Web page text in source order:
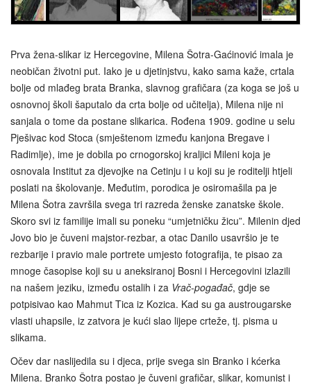
Prva žena‑slikar iz Hercegovine, Milena Šotra-Gaćinović imala je
neobičan životni put. Iako je u djetinjstvu, kako sama kaže, crtala
bolje od mlađeg brata Branka, slavnog grafičara (za koga se još u
osnovnoj školi šaputalo da crta bolje od učitelja), Milena nije ni
sanjala o tome da postane slikarica. Rođena 1909. godine u selu
Pješivac kod Stoca (smještenom između kanjona Bregave i
Radimlje), ime je dobila po crnogorskoj kraljici Mileni koja je
osnovala Institut za djevojke na Cetinju i u koji su je roditelji htjeli
poslati na školovanje. Međutim, porodica je osiromašila pa je
Milena Šotra završila svega tri razreda ženske zanatske škole.
Skoro svi iz familije imali su poneku “umjetničku žicu”. Milenin djed
Jovo bio je čuveni majstor-rezbar, a otac Danilo usavršio je te
rezbarije i pravio male portrete umjesto fotografija, te pisao za
mnoge časopise koji su u aneksiranoj Bosni i Hercegovini izlazili
na našem jeziku, između ostalih i za Vrač-pogađač, gdje se
potpisivao kao Mahmut Tica iz Kozica. Kad su ga austrougarske
vlasti uhapsile, iz zatvora je kući slao lijepe crteže, tj. pisma u
slikama.
Očev dar naslijedila su i djeca, prije svega sin Branko i kćerka
Milena. Branko Šotra postao je čuveni grafičar, slikar, komunist i